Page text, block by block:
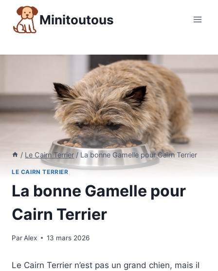
contenu
Minitoutous
/ Le Cairn Terrier / La bonne Gamelle pour Cairn Terrier
LE CAIRN TERRIER
La bonne Gamelle pour
Cairn Terrier
ParAlex 13 mars 2026
Le Cairn Terrier n’est pas un grand chien, mais il